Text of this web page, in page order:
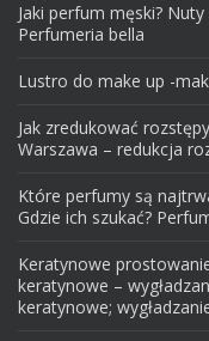
Jaki perfum męski?
Perfumeria bella
Lustro do make up -
Jak zredukować
Warszawa – redukcja
Które perfumy są
Gdzie ich szukać?
Keratynowe
keratynowe –
keratynowe;